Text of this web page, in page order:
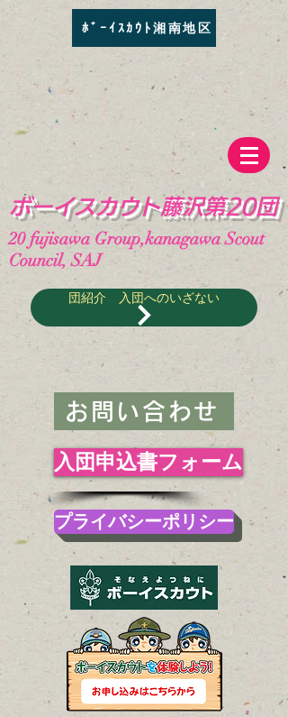
ﾎﾞｰｲｽｶｳﾄ湘南地区
​ボーイスカウト藤沢第20団
20fujisawa Group,kanagawa Scout
Council, SAJ
団紹介 入団へのいざない
お問い合わせ
入団申込書フォーム
プライバシーポリシー